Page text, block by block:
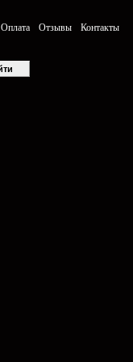
Оплата Отзывы
Контакты